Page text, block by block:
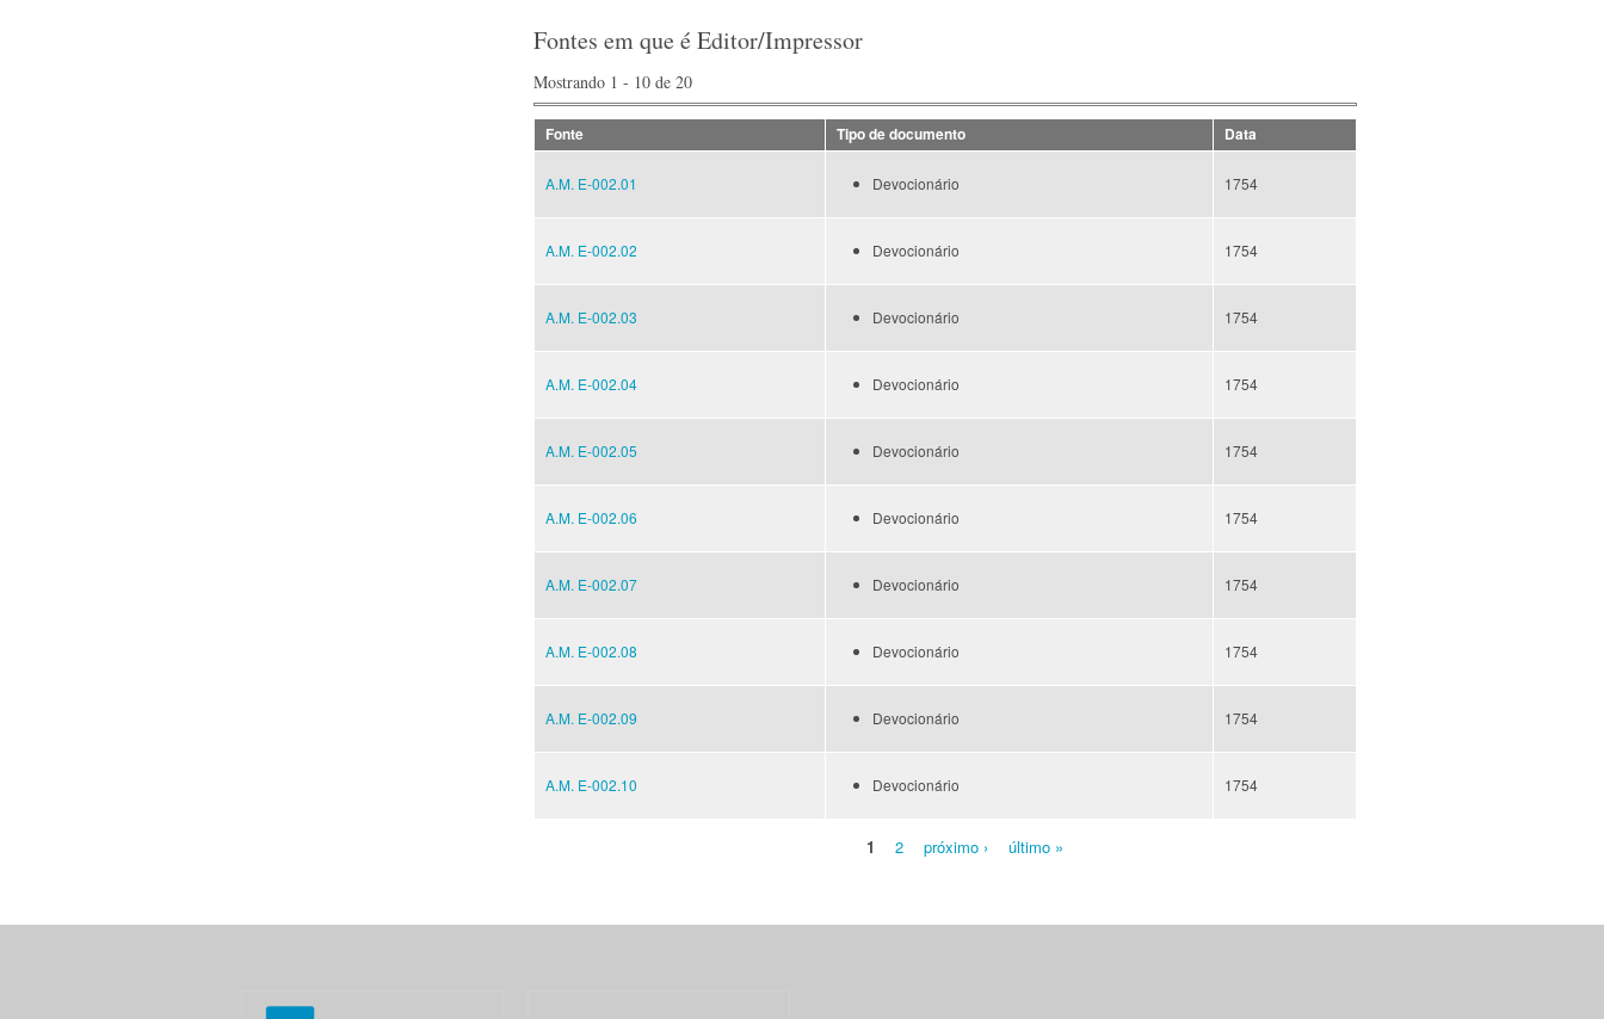
Fontes em que é Editor/Impressor
Mostrando 1 - 10 de 20
Fonte Tipo de documento Data
A.M. E-002.01 Devocionário 1754
A.M. E-002.02 Devocionário 1754
A.M. E-002.03 Devocionário 1754
A.M. E-002.04 Devocionário 1754
A.M. E-002.05 Devocionário 1754
A.M. E-002.06 Devocionário 1754
A.M. E-002.07 Devocionário 1754
A.M. E-002.08 Devocionário 1754
A.M. E-002.09 Devocionário 1754
A.M. E-002.10 Devocionário 1754
1 2 próximo › último »